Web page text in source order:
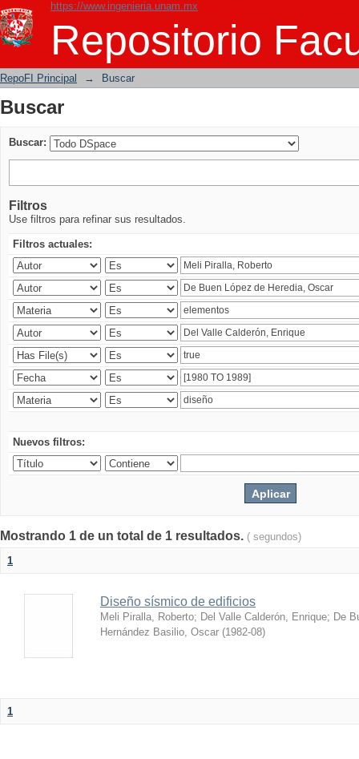
https://www.ingenieria.unam.mx
Repositorio
Buscar
RepoFI Principal → Buscar
Buscar
Buscar:
Filtros
Use filtros para refinar sus resultados.
Filtros actuales:
Nuevos filtros:
Mostrando 1 de un total de 1 resultados. ( segundos)
1
Diseño sísmico de edificios
Meli Piralla, Roberto; Del Valle Calderón, Enrique; De
Hernández Basilio, Oscar (1982-08)
1